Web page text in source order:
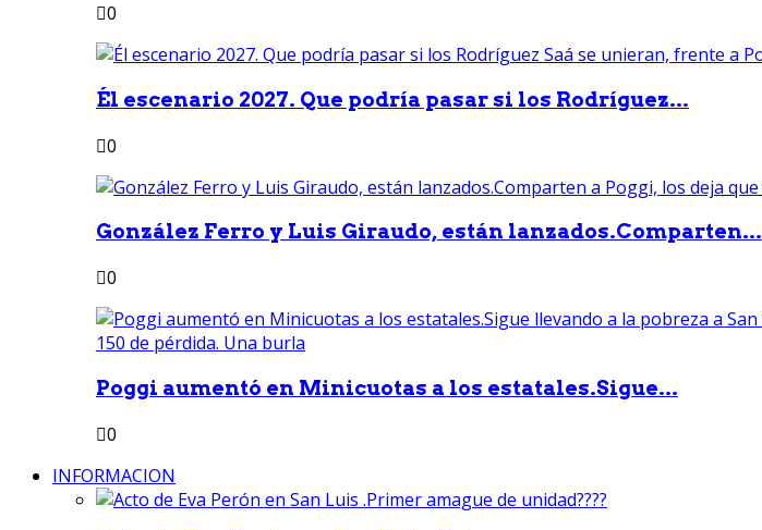
0
Él escenario 2027. Que podría pasar si los Rodríguez...
0
González Ferro y Luis Giraudo, están lanzados.Comparten...
0
Poggi aumentó en Minicuotas a los estatales.Sigue...
0
INFORMACION